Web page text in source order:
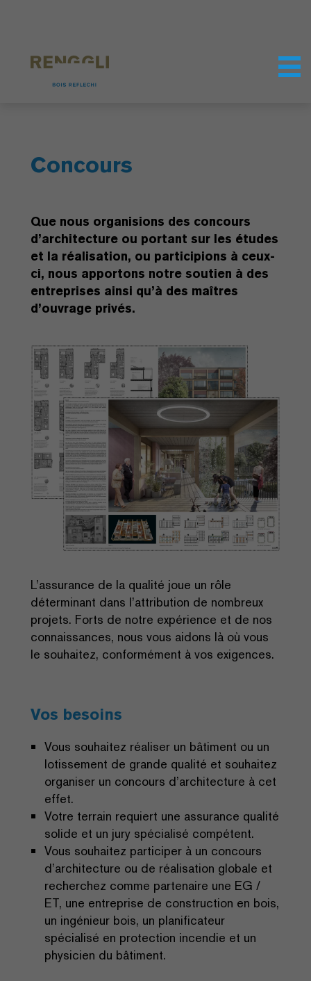
Concours
Que nous organisions des concours
d’architecture ou portant sur les études
et la réalisation, ou participions à ceux-
ci, nous apportons notre soutien à des
entreprises ainsi qu’à des maîtres
d’ouvrage privés.
L’assurance de la qualité joue un rôle
déterminant dans l’attribution de nombreux
projets. Forts de notre expérience et de nos
connaissances, nous vous aidons là où vous
le souhaitez, conformément à vos exigences.
Vos besoins
Vous souhaitez réaliser un bâtiment ou un
lotissement de grande qualité et souhaitez
organiser un concours d’architecture à cet
effet.
Votre terrain requiert une assurance qualité
solide et un jury spécialisé compétent.
Vous souhaitez participer à un concours
d’architecture ou de réalisation globale et
recherchez comme partenaire une EG /
ET, une entreprise de construction en bois,
un ingénieur bois, un planificateur
spécialisé en protection incendie et un
physicien du bâtiment.